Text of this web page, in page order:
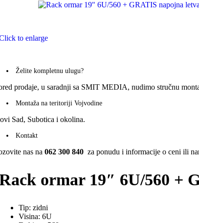
to enlarge
Želite kompletnu ulugu?
prodaje, u saradnji sa SMIT MEDIA, nudimo stručnu
Montaža na teritoriji Vojvodine
Sad, Subotica i okolina.
Kontakt
nas na 062 300 840 za ponudu i informacije o ceni ili
ormar 19″ 6U/560 +
Tip: zidni
Visina: 6U